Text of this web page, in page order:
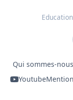
Qui sommes-
Youtube